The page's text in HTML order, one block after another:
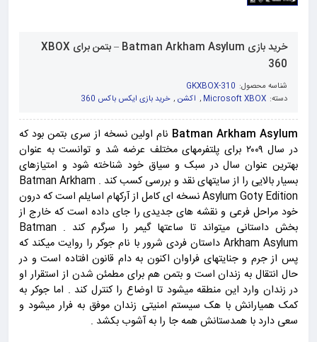
خرید بازی Batman Arkham Asylum – بتمن برای XBOX
360
شناسه محصول: GKXBOX-310
دسته: Microsoft XBOX
, اکشن , خرید بازی ایکس باکس 360
Batman Arkham Asylum نام اولین نسخه از سری بتمن بود که
در سال ۲۰۰۹ برای پلتفرمهای مختلف عرضه شد و توانست به عنوان
بهترین عنوان سال در سبک و سیاق خود شناخته شود و امتیازهای
بسیار بالایی را از سایتهای نقد و بررسی کسب کند . Batman Arkham
Asylum Goty Edition نسخه ای کامل از آرکهام اسایلم است که درون
خود مراحل فرعی و نقشه های جدیدی را جای داده است که خارج از
بخش داستانی میتواند تا ساعتها گیمر را سرگرم کند . Batman
Arkham Asylum داستان فردی شرور با نام جوکر را روایت میکند که
پس از جرم و جنایتهای فراوان اکنون به دام قانون افتاده است و در
حال انتقال به زندان است و بتمن هم برای مطمئن شدن از استقرار او
در زندان وارد این منطقه میشود تا اوضاع را کنترل کند . اما جوکر به
کمک همیارانش با هک سیستم امنیتی زندان موفق به فرار میشود و
سعی دارد با همدستانش همه جا را به آشوب بکشد .